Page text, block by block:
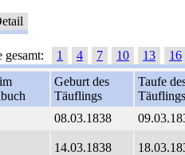
gesamt: 1 4 7 10 13
16
Geburt des
Täuflings
Taufe
Täuflings
08.03.1838
14.03.1838